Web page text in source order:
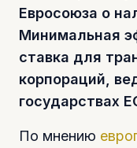
Евросоюза о
Минимальная
ставка для
корпораций,
государствах
По мнению